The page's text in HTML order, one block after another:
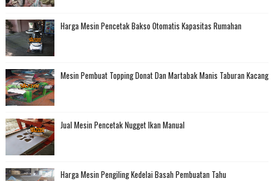
Harga Mesin Pencetak Bakso Otomatis Kapasitas Rumahan
Mesin Pembuat Topping Donat Dan Martabak Manis Taburan Kacang
Jual Mesin Pencetak Nugget Ikan Manual
Harga Mesin Pengiling Kedelai Basah Pembuatan Tahu